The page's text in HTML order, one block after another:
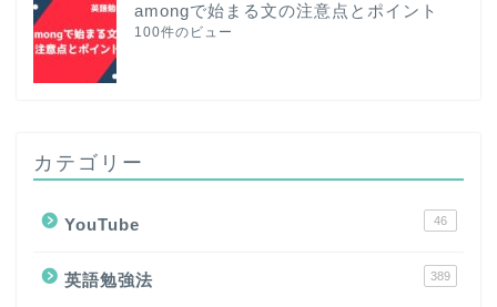
amongで始まる文の注意点とポイント
100件のビュー
カテゴリー
YouTube 46
英語勉強法 389